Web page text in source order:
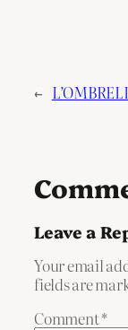
←
Leave a
Your email
fields are
Comment*